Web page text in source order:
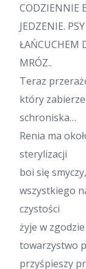
CODZIENNIE
JEDZENIE.
ŁAŃCUCHEM
MRÓZ..
Teraz
który
schroniska…
Renia ma
sterylizacji
boi się
wszystkiego
czystości
żyje w
towarzystwo
przyśpieszy